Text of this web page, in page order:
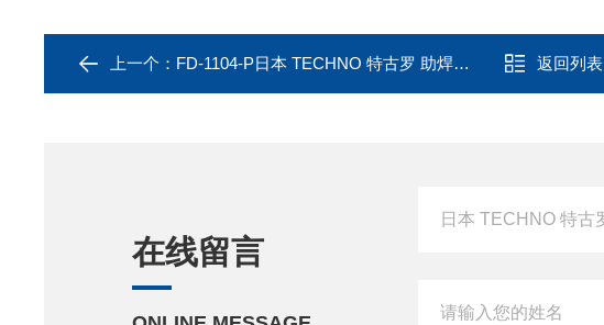
上一个： FD-1104-P日本 TECHNO 特古罗 助焊剂分配器 松香瓶 返回列表
在线留言